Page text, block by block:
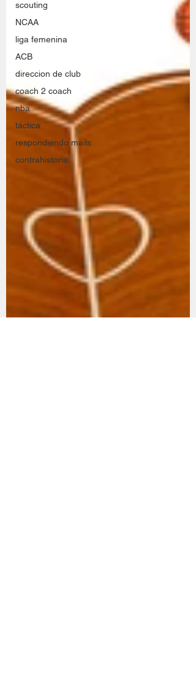
scouting
NCAA
liga femenina
ACB
direccion de club
coach 2 coach
nba
táctica
respondiendo mails
contrahistoria